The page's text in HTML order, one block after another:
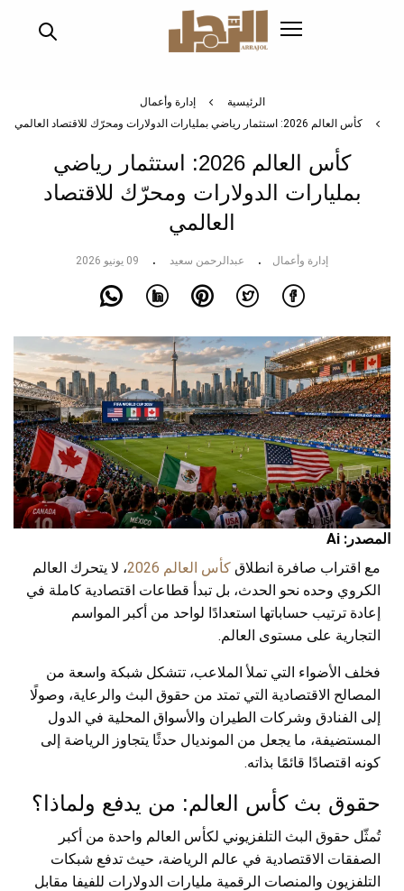
الرئيسية
إدارة وأعمال
كأس العالم 2026: استثمار رياضي بمليارات الدولارات ومحرّك للاقتصاد العالمي
كأس العالم 2026: استثمار رياضي
بمليارات الدولارات ومحرّك للاقتصاد
العالمي
إدارة وأعمال عبدالرحمن سعيد 09 يونيو 2026
المصدر: Ai
مع اقتراب صافرة انطلاق كأس العالم 2026
، لا يتحرك العالم
الكروي وحده نحو الحدث، بل تبدأ قطاعات اقتصادية كاملة في
إعادة ترتيب حساباتها استعدادًا لواحد من أكبر المواسم
التجارية على مستوى العالم.
فخلف الأضواء التي تملأ الملاعب، تتشكل شبكة واسعة من
المصالح الاقتصادية التي تمتد من حقوق البث والرعاية، وصولًا
إلى الفنادق وشركات الطيران والأسواق المحلية في الدول
المستضيفة، ما يجعل من المونديال حدثًا يتجاوز الرياضة إلى
كونه اقتصادًا قائمًا بذاته.
حقوق بث كأس العالم: من يدفع ولماذا؟
تُمثّل حقوق البث التلفزيوني لكأس العالم واحدة من أكبر
الصفقات الاقتصادية في عالم الرياضة، حيث تدفع شبكات
التلفزيون والمنصات الرقمية مليارات الدولارات للفيفا مقابل